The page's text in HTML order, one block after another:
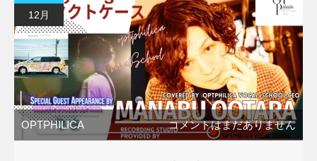
12月
OPTPHILICA コメントはまだありません